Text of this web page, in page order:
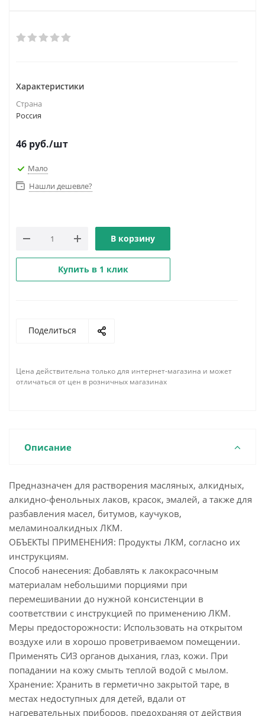
Характеристики
Страна
Россия
46 руб./шт
Мало
Нашли дешевле?
В корзину
Купить в 1 клик
Поделиться
Цена действительна только для интернет-магазина и может
отличаться от цен в розничных магазинах
Описание
Предназначен для растворения масляных, алкидных,
алкидно-фенольных лаков, красок, эмалей, а также для
разбавления масел, битумов, каучуков,
меламиноалкидных ЛКМ.
ОБЪЕКТЫ ПРИМЕНЕНИЯ: Продукты ЛКМ, согласно их
инструкциям.
Способ нанесения: Добавлять к лакокрасочным
материалам небольшими порциями при
перемешивании до нужной консистенции в
соответствии с инструкцией по применению ЛКМ.
Меры предосторожности: Использовать на открытом
воздухе или в хорошо проветриваемом помещении.
Применять СИЗ органов дыхания, глаз, кожи. При
попадании на кожу смыть теплой водой с мылом.
Хранение: Хранить в герметично закрытой таре, в
местах недоступных для детей, вдали от
нагревательных приборов, предохраняя от действия